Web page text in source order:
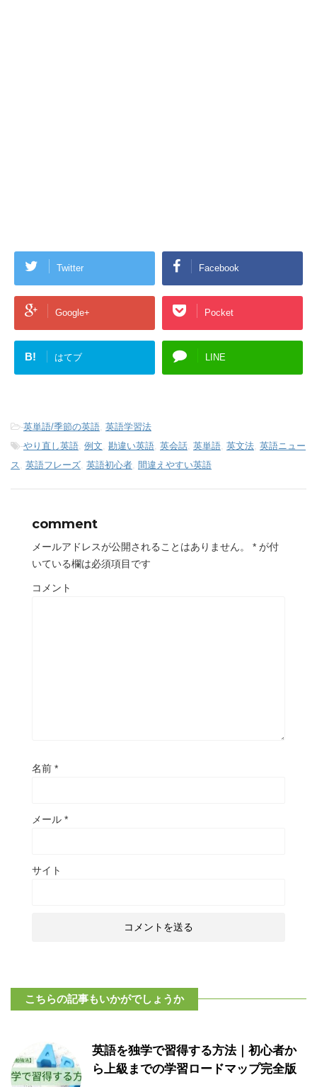
Twitter Facebook
Google+ Pocket
B! はてブ LINE
-英単語/季節の英語 英語学習法
-やり直し英語 例文 勘違い英語 英会話 英単語 英文法 英語ニュー
ス
英語フレーズ 英語初心者 間違えやすい英語
comment
メールアドレスが公開されることはありません。 * が付
いている欄は必須項目です
コメント
名前 *
メール *
サイト
こちらの記事もいかがでしょうか
英語を独学で習得する方法｜初心者か
ら上級までの学習ロードマップ完全版